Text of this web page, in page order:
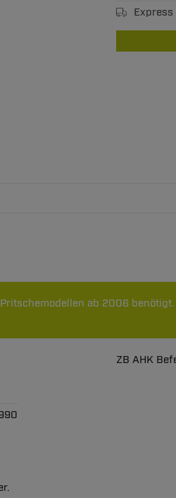
ab 2006 benötigt.
ZB AHK